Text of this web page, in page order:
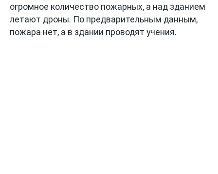
огромное количество пожарных, а над зданием
летают дроны. По предварительным данным,
пожара нет, а в здании проводят учения.